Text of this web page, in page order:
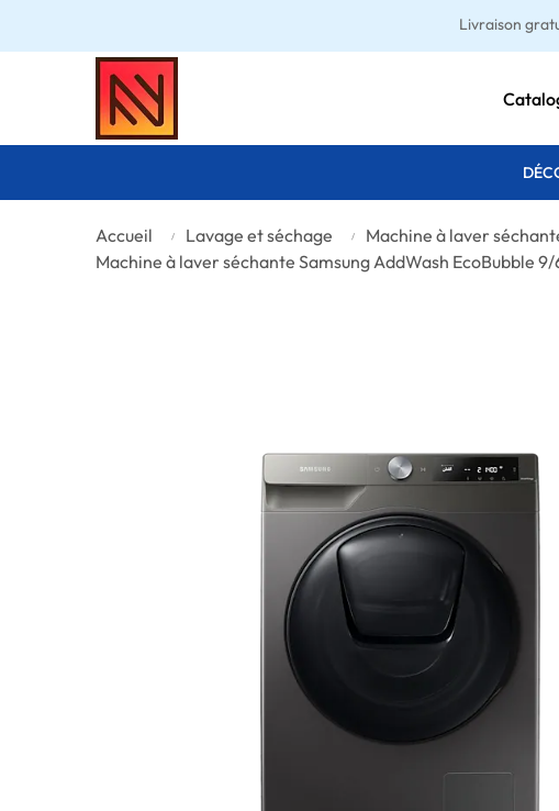
Livraison
Accueil Lavage et séchage Machine à laver
Machine à laver séchante Samsung AddWash EcoBubble